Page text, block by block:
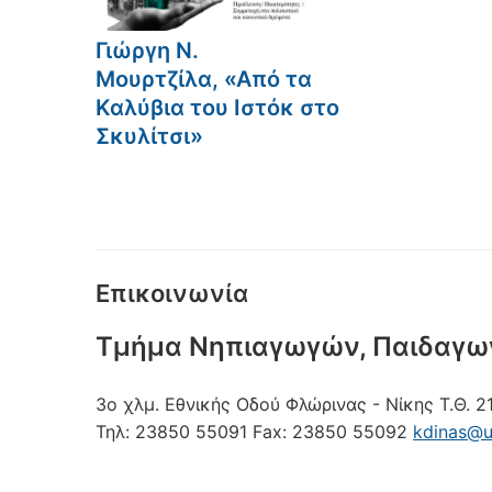
Γιώργη Ν.
Μουρτζίλα, «Από τα
Καλύβια του Ιστόκ στο
Σκυλίτσι»
Επικοινωνία
Τμήμα Νηπιαγωγών,
3ο χλμ. Εθνικής Οδού Φλώρινας - Νίκης Τ.Θ.
Τηλ: 23850 55091 Fax: 23850 55092